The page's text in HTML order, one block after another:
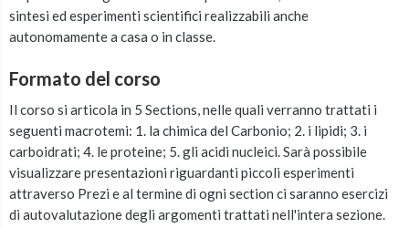
sintesi ed esperimenti scientifici realizzabili anche
autonomamente a casa o in classe.
Formato del corso
Il corso si articola in 5 Sections, nelle quali verranno trattati i
seguenti macrotemi: 1. la chimica del Carbonio; 2. i lipidi; 3. i
carboidrati; 4. le proteine; 5. gli acidi nucleici. Sarà possibile
visualizzare presentazioni riguardanti piccoli esperimenti
attraverso Prezi e al termine di ogni section ci saranno esercizi
di autovalutazione degli argomenti trattati nell'intera sezione.